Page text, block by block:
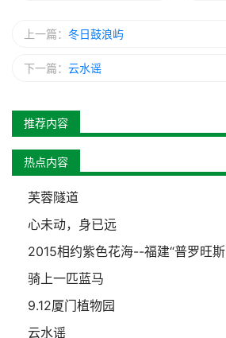
上一篇： 冬日鼓浪屿
下一篇： 云水谣
推荐内容
热点内容
芙蓉隧道
心未动，身已远
2015相约紫色花海--福建“普罗旺斯
骑上一匹蓝马
9.12厦门植物园
云水谣